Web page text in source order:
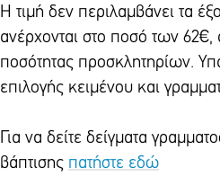
Η τιμή δεν περιλαμβάνει τα
ανέρχονται στο ποσό των 62€,
ποσότητας προσκλητηρίων.
επιλογής κειμένου και
Για να δείτε δείγματα
βάπτισης πατήστε εδώ